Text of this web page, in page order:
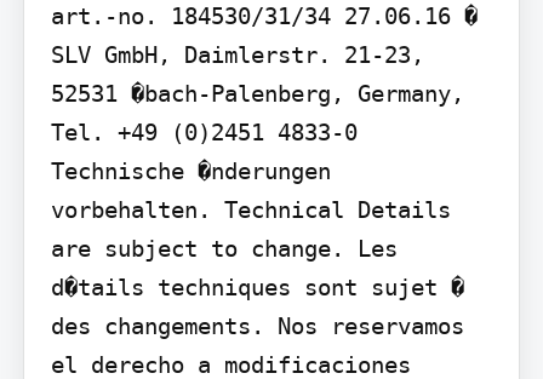
art.-no. 184530/31/34 27.06.16 �
SLV GmbH, Daimlerstr. 21-23,
52531 �bach-Palenberg, Germany,
Tel. +49 (0)2451 4833-0
Technische �nderungen
vorbehalten. Technical Details
are subject to change. Les
d�tails techniques sont sujet �
des changements. Nos reservamos
el derecho a modificaciones